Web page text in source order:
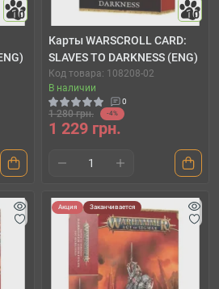
10
10
Карты WARSCROLL CARD:
SLAVES TO DARKNESS (ENG)
Код товара: 108208-02
В наличии
0
1 280 грн. -4%
1 229 грн.
Акция Заканчивается